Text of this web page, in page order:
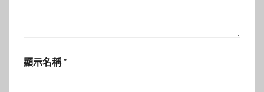
顯示名稱 *